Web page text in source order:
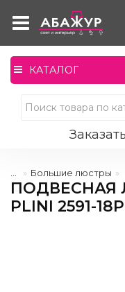
КАТАЛОГ
Большие люстры
ПОДВЕСНАЯ
PLINI 2591-18P